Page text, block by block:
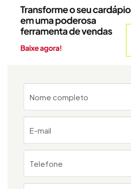
Nome completo
E-mail
Telefone